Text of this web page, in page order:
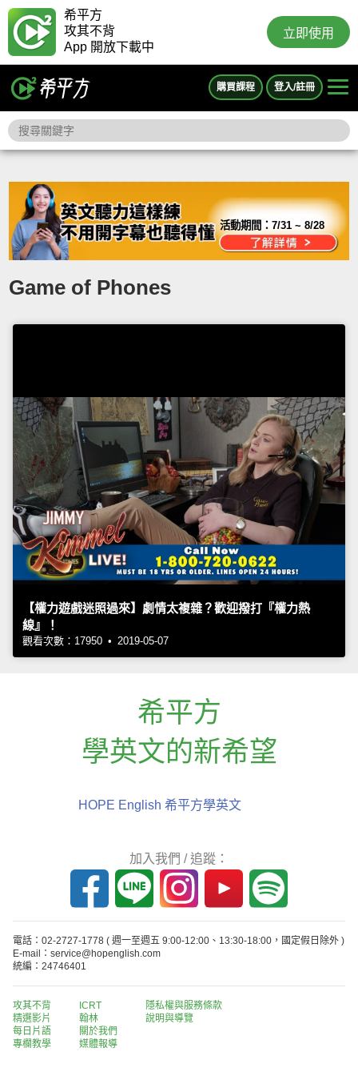
希平方
攻其不背
App 開放下載中
立即使用
購買課程 登入/註冊
活動期間：7/31 ~ 8/28
Game of Phones
【權力遊戲迷照過來】劇情太複雜？歡迎撥打『權力熱
線』！
觀看次數：17950 • 2019-05-07
希平方
學英文的新希望
HOPE English 希平方學英文
加入我們 / 追蹤：
電話：02-2727-1778 ( 週一至週五 9:00-12:00、13:30-18:00，國定假日除外 )
E-mail：service@hopenglish.com
統編：24746401
攻其不背
精選影片
每日片語
專欄教學
ICRT
翰林
關於我們
媒體報導
隱私權與服務條款
說明與導覽